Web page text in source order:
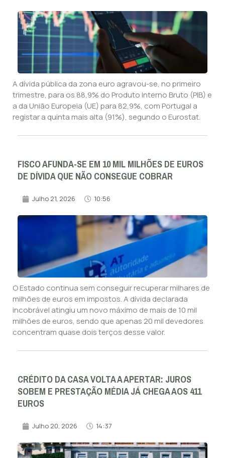
A dívida pública da zona euro agravou-se, no primeiro
trimestre, para os 88,9% do Produto Interno Bruto (PIB) e
a da União Europeia (UE) para 82,9%, com Portugal a
registar a quinta mais alta (91%), segundo o Eurostat.
FISCO AFUNDA-SE EM 10 MIL MILHÕES DE EUROS
DE DÍVIDA QUE NÃO CONSEGUE COBRAR
Julho 21, 2026 10:56
O Estado continua sem conseguir recuperar milhares de
milhões de euros em impostos. A dívida declarada
incobrável atingiu um novo máximo de mais de 10 mil
milhões de euros, sendo que apenas 20 mil devedores
concentram quase dois terços desse valor.
CRÉDITO DA CASA VOLTA A APERTAR: JUROS
SOBEM E PRESTAÇÃO MÉDIA JÁ CHEGA AOS 411
EUROS
Julho 20, 2026 14:37